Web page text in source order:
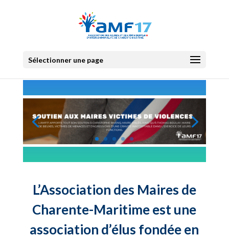
Sélectionner une page
L’Association des Maires de
Charente-Maritime est une
association d’élus fondée en